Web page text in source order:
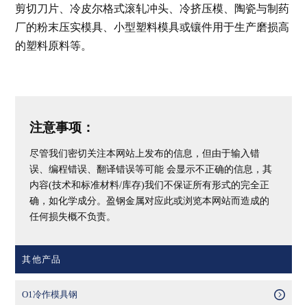
剪切刀片、冷皮尔格式滚轧冲头、冷挤压模、陶瓷与制药
厂的粉末压实模具、小型塑料模具或镶件用于生产磨损高
的塑料原料等。
注意事项：
尽管我们密切关注本网站上发布的信息，但由于输入错
误、编程错误、翻译错误等可能 会显示不正确的信息，其
内容(技术和标准材料/库存)我们不保证所有形式的完全正
确，如化学成分。盈钢金属对应此或浏览本网站而造成的
任何损失概不负责。
其他产品
O1冷作模具钢